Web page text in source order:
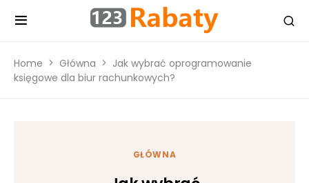
Home Główna
Jak wybrać oprogramowanie
księgowe dla biur rachunkowych?
GŁÓWNA